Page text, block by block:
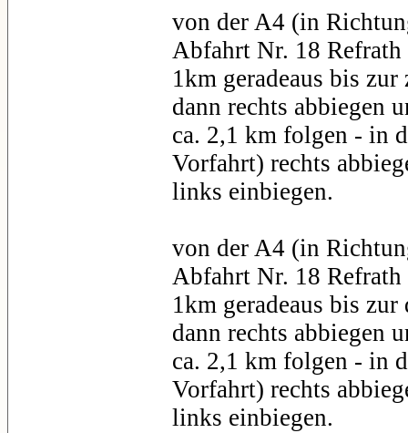
von der A4 (in
Abfahrt Nr. 18
1km geradeaus bis
dann rechts abbiegen
ca. 2,1 km folgen - in
Vorfahrt) rechts
links einbiegen.
von der A4 (in
Abfahrt Nr. 18
1km geradeaus bis
dann rechts abbiegen
ca. 2,1 km folgen - in
Vorfahrt) rechts
links einbiegen.